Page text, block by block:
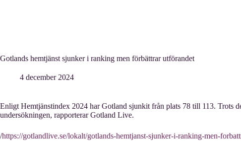
Gotlands hemtjänst sjunker i ranking men förbättrar utförandet
4 december 2024
Enligt Hemtjänstindex 2024 har Gotland sjunkit från plats 78 till 113. Trots
undersökningen, rapporterar Gotland Live.
/https://gotlandlive.se/lokalt/gotlands-hemtjanst-sjunker-i-ranking-men-